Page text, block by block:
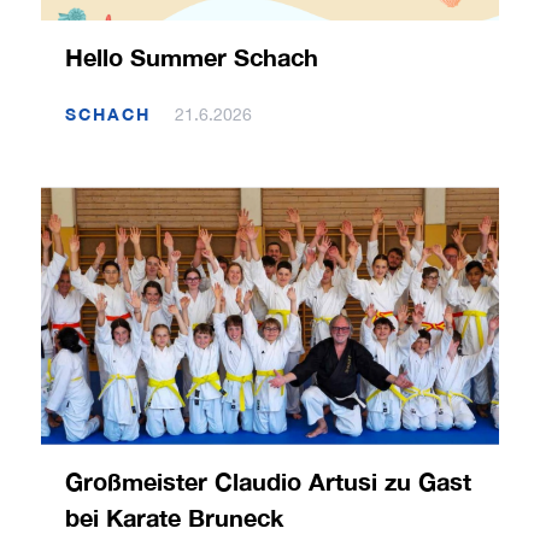
Hello Summer Schach
SCHACH 21.6.2026
Großmeister Claudio Artusi zu Gast
bei Karate Bruneck